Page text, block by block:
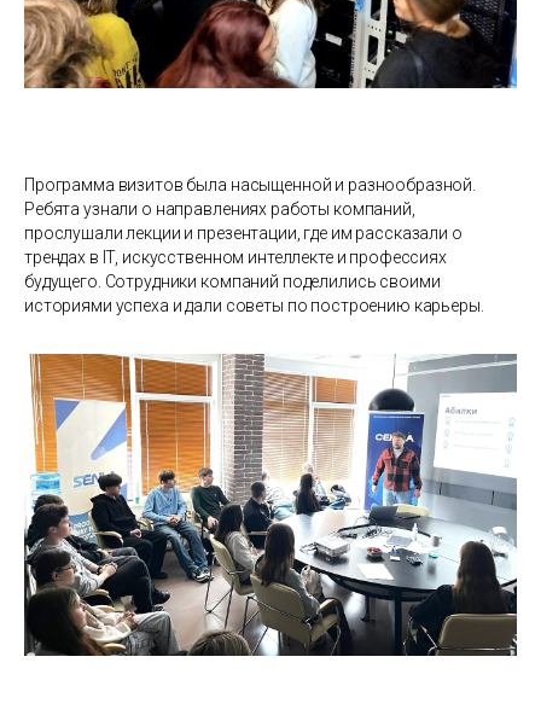
Программа визитов была насыщенной и разнообразной.
Ребята узнали о направлениях работы компаний,
прослушали лекции и презентации, где им рассказали о
трендах в IT, искусственном интеллекте и профессиях
будущего. Сотрудники компаний поделились своими
историями успеха и дали советы по построению карьеры.